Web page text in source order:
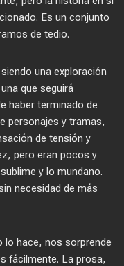
Es un conjunto
de tedio.
una exploración
que seguirá
haber terminado de
personajes y tramas,
de tensión y
pero eran pocos y
y lo mundano.
necesidad de más
lo hace, nos sorprende
fácilmente. La prosa,